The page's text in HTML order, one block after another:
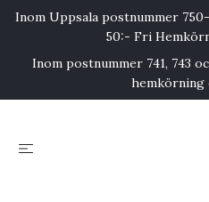
Inom Uppsala postnummer
50:- Fri
Inom postnummer 741, 743
hemkörning